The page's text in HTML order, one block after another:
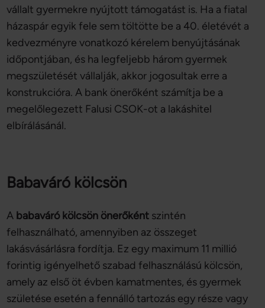
vállalt gyermekre nyújtott támogatást is. Ha a fiatal
házaspár egyik fele sem töltötte be a 40. életévét a
kedvezményre vonatkozó kérelem benyújtásának
időpontjában, és ha legfeljebb három gyermek
megszületését vállalják, akkor jogosultak erre a
konstrukcióra. A bank önerőként számítja be a
megelőlegezett Falusi CSOK-ot a lakáshitel
elbírálásánál.
Babaváró kölcsön
A babaváró kölcsön önerőként szintén
felhasználható, amennyiben az összeget
lakásvásárlásra fordítja. Ez egy maximum 11 millió
forintig igényelhető szabad felhasználású kölcsön,
amely az első öt évben kamatmentes, és gyermek
születése esetén a fennálló tartozás egy része vagy